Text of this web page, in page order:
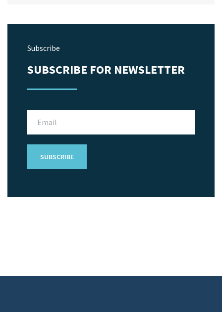
Subscribe
SUBSCRIBE FOR NEWSLETTER